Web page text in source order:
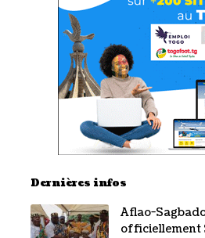
Dernières infos
Aflao-
officiellement